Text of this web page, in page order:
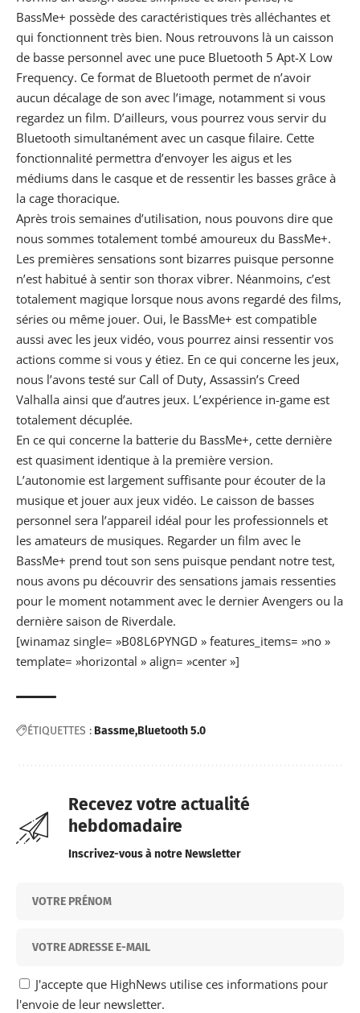
BassMe+ possède des caractéristiques très alléchantes et
qui fonctionnent très bien. Nous retrouvons là un caisson
de basse personnel avec une puce Bluetooth 5 Apt-X Low
Frequency. Ce format de Bluetooth permet de n’avoir
aucun décalage de son avec l’image, notamment si vous
regardez un film. D’ailleurs, vous pourrez vous servir du
Bluetooth simultanément avec un casque filaire. Cette
fonctionnalité permettra d’envoyer les aigus et les
médiums dans le casque et de ressentir les basses grâce à
la cage thoracique.
Après trois semaines d’utilisation, nous pouvons dire que
nous sommes totalement tombé amoureux du BassMe+.
Les premières sensations sont bizarres puisque personne
n’est habitué à sentir son thorax vibrer. Néanmoins, c’est
totalement magique lorsque nous avons regardé des films,
séries ou même jouer. Oui, le BassMe+ est compatible
aussi avec les jeux vidéo, vous pourrez ainsi ressentir vos
actions comme si vous y étiez. En ce qui concerne les jeux,
nous l’avons testé sur Call of Duty, Assassin’s Creed
Valhalla ainsi que d’autres jeux. L’expérience in-game est
totalement décuplée.
En ce qui concerne la batterie du BassMe+, cette dernière
est quasiment identique à la première version.
L’autonomie est largement suffisante pour écouter de la
musique et jouer aux jeux vidéo. Le caisson de basses
personnel sera l’appareil idéal pour les professionnels et
les amateurs de musiques. Regarder un film avec le
BassMe+ prend tout son sens puisque pendant notre test,
nous avons pu découvrir des sensations jamais ressenties
pour le moment notamment avec le dernier Avengers ou la
dernière saison de Riverdale.
[winamaz single= »B08L6PYNGD » features_items= »no »
template= »horizontal » align= »center »]
ÉTIQUETTES : Bassme Bluetooth 5.0
Recevez votre actualité
hebdomadaire
Inscrivez-vous à notre Newsletter
J'accepte que HighNews utilise ces informations pour
l'envoie de leur newsletter.